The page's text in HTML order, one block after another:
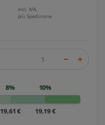
incl. IVA,
più Spedizione
8%
19,61 €
10%
19,19 €